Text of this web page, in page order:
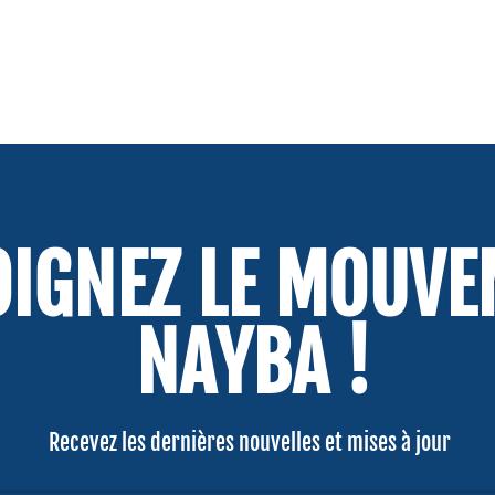
LE
NAYBA !
Recevez les dernières nouvelles et mises à jour